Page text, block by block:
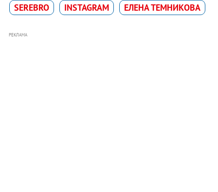
SEREBRO INSTAGRAM ЕЛЕНА ТЕМНИКОВА
РЕКЛАМА